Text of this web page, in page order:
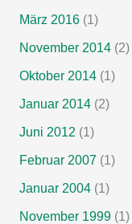
März 2016(1)
November 2014(2)
Oktober 2014(1)
Januar 2014(2)
Juni 2012 (1)
Februar 2007 (1)
Januar 2004(1)
November 1999(1)